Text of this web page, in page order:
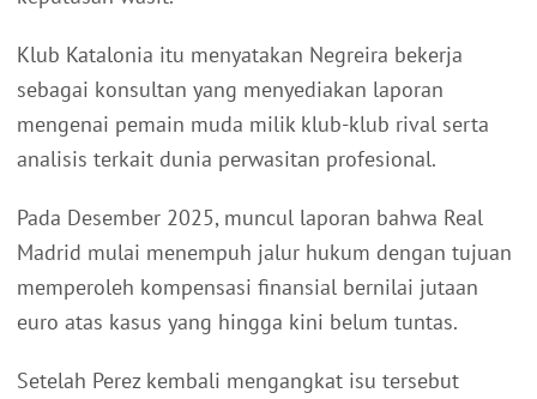
Klub Katalonia itu menyatakan Negreira bekerja
sebagai konsultan yang menyediakan laporan
mengenai pemain muda milik klub-klub rival serta
analisis terkait dunia perwasitan profesional.
Pada Desember 2025, muncul laporan bahwa Real
Madrid mulai menempuh jalur hukum dengan tujuan
memperoleh kompensasi finansial bernilai jutaan
euro atas kasus yang hingga kini belum tuntas.
Setelah Perez kembali mengangkat isu tersebut